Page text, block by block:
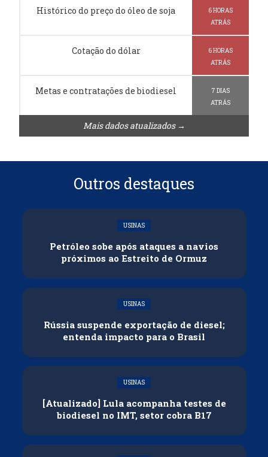
Histórico do preço do óleo de soja
6 HORAS
ATRÁS
Cotação do dólar
6 HORAS
ATRÁS
Metas e contratações de biodiesel
7 DIAS
ATRÁS
Mais dados atualizados →
Outros destaques
USINAS
Petróleo sobe após ataques a navios
próximos ao Estreito de Ormuz
USINAS
Rússia suspende exportação de diesel;
entenda impacto para o Brasil
USINAS
[Atualizado] Lula acompanha testes de
biodiesel no IMT, setor cobra B17